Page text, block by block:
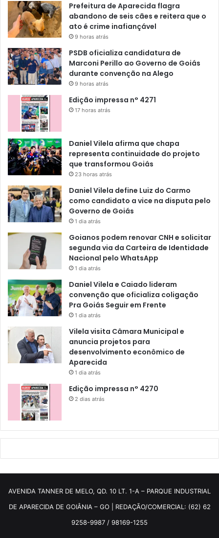
Prefeitura de Aparecida flagra
abandono de seis cães e reitera que o
ato é crime inafiançável
9 horas atrás
PSDB oficializa candidatura de
Marconi Perillo ao Governo de Goiás
durante convenção na Alego
9 horas atrás
Edição impressa n° 4271
17 horas atrás
Daniel Vilela afirma que chapa
representa continuidade do projeto
que transformou Goiás
23 horas atrás
Daniel Vilela define Luiz do Carmo
como candidato a vice na disputa pelo
Governo de Goiás
1 dia atrás
Goianos podem renovar CNH e solicitar
segunda via da Carteira de Identidade
Nacional pelo WhatsApp
1 dia atrás
Daniel Vilela e Caiado lideram
convenção que oficializa coligação
Pra Goiás Seguir em Frente
1 dia atrás
Vilela visita Câmara Municipal e
anuncia projetos para
desenvolvimento econômico de
Aparecida
1 dia atrás
Edição impressa n° 4270
2 dias atrás
AVENIDA TANNER DE MELO, QD. 10 LT. 1-A – PARQUE INDUSTRIAL
DE APARECIDA DE GOIÂNIA – GO | REDAÇÃO/COMERCIAL: (62) 62
9258-9987 / 98169-1255